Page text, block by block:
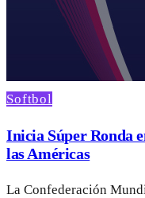
Softbol
Inicia Súper Ronda
las Américas
La Confederación